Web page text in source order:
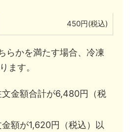
450円(税込)
かを満たす場合、冷凍
ます。
金額合計が6,480円（税
額が1,620円（税込）以